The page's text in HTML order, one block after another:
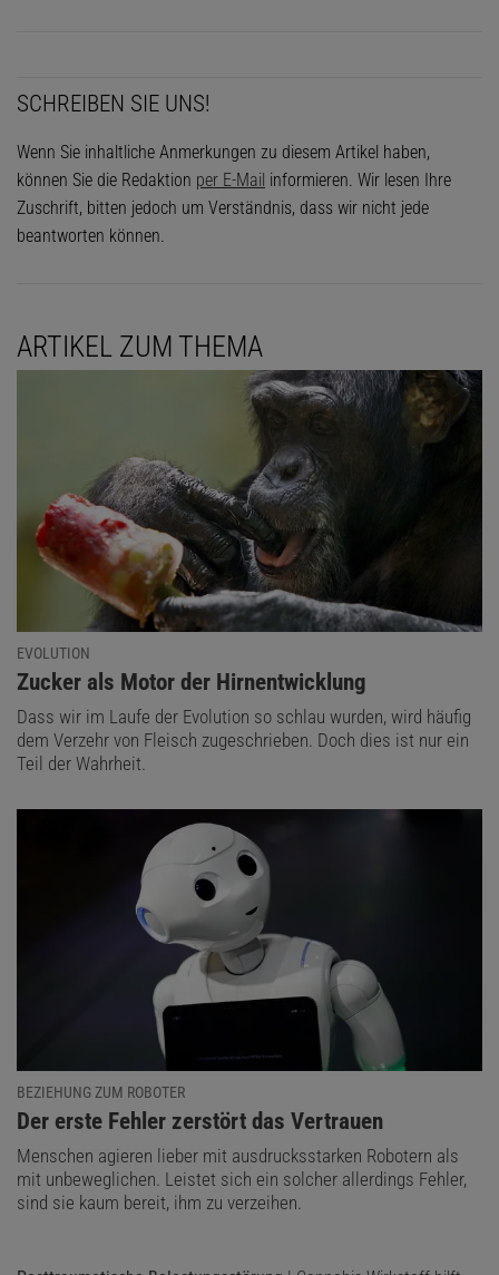
SCHREIBEN SIE UNS!
Wenn Sie inhaltliche Anmerkungen zu diesem Artikel haben,
können Sie die Redaktion per E-Mail informieren. Wir lesen Ihre
Zuschrift, bitten jedoch um Verständnis, dass wir nicht jede
beantworten können.
ARTIKEL ZUM THEMA
EVOLUTION
:
Zucker als Motor der Hirnentwicklung
Dass wir im Laufe der Evolution so schlau wurden, wird häufig
dem Verzehr von Fleisch zugeschrieben. Doch dies ist nur ein
Teil der Wahrheit.
BEZIEHUNG ZUM ROBOTER
:
Der erste Fehler zerstört das Vertrauen
Menschen agieren lieber mit ausdrucksstarken Robotern als
mit unbeweglichen. Leistet sich ein solcher allerdings Fehler,
sind sie kaum bereit, ihm zu verzeihen.